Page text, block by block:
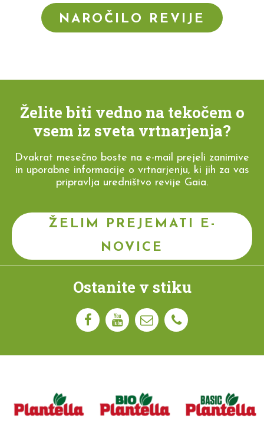
NAROČILO REVIJE
Želite biti vedno na tekočem o
vsem iz sveta vrtnarjenja?
Dvakrat mesečno boste na e-mail prejeli zanimive
in uporabne informacije o vrtnarjenju, ki jih za vas
pripravlja uredništvo revije Gaia.
ŽELIM PREJEMATI E-
NOVICE
Ostanite v stiku